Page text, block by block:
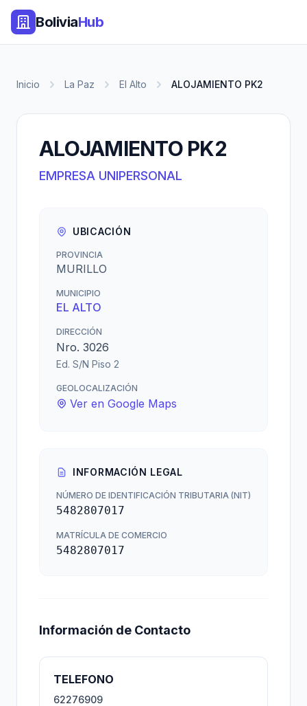
BoliviaHub
Inicio La Paz El Alto ALOJAMIENTO PK2
ALOJAMIENTO PK2
EMPRESA UNIPERSONAL
UBICACIÓN
PROVINCIA
MURILLO
MUNICIPIO
EL ALTO
DIRECCIÓN
Nro. 3026
Ed. S/N Piso 2
GEOLOCALIZACIÓN
Ver en Google Maps
INFORMACIÓN LEGAL
NÚMERO DE IDENTIFICACIÓN TRIBUTARIA (NIT)
5482807017
MATRÍCULA DE COMERCIO
5482807017
Información de Contacto
TELEFONO
62276909